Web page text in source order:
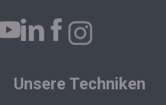
Unsere Techniken